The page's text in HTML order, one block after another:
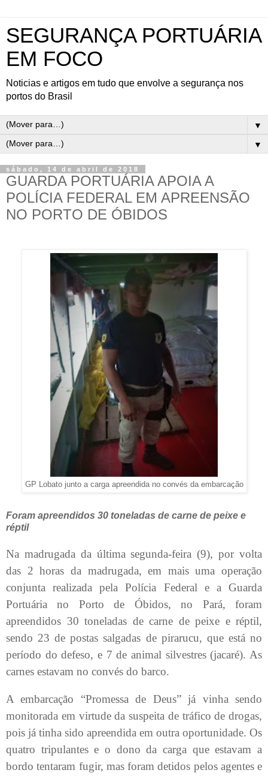
SEGURANÇA PORTUÁRIA
EM FOCO
Noticias e artigos em tudo que envolve a segurança nos
portos do Brasil
▼
▼
sábado, 14 de abril de 2018
GUARDA PORTUÁRIA APOIA A
POLÍCIA FEDERAL EM APREENSÃO
NO PORTO DE ÓBIDOS
GP Lobato junto a carga apreendida no convés da embarcação
Foram apreendidos 30 toneladas de carne de peixe e
réptil
Na madrugada da última segunda-feira (9), por volta
das 2 horas da madrugada, em mais uma operação
conjunta realizada pela Polícia Federal e a Guarda
Portuária no Porto de Óbidos, no Pará, foram
apreendidos 30 toneladas de carne de peixe e réptil,
sendo 23 de postas salgadas de pirarucu, que está no
período do defeso, e 7 de animal silvestres (jacaré). As
carnes estavam no convés do barco.
A embarcação “Promessa de Deus” já vinha sendo
monitorada em virtude da suspeita de tráfico de drogas,
pois já tinha sido apreendida em outra oportunidade. Os
quatro tripulantes e o dono da carga que estavam a
bordo tentaram fugir, mas foram detidos pelos agentes e